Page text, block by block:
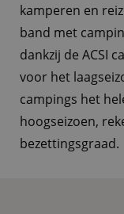
kamperen en
band met
dankzij de ACSI
voor het
campings het
hoogseizoen,
bezettingsgraad.